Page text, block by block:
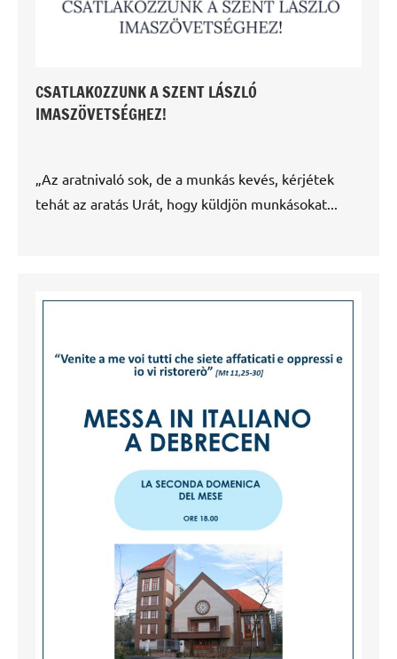
CSATLAKOZZUNK A SZENT LÁSZLÓ
IMASZÖVETSÉGHEZ!
„Az aratnivaló sok, de a munkás kevés, kérjétek
tehát az aratás Urát, hogy küldjön munkásokat...